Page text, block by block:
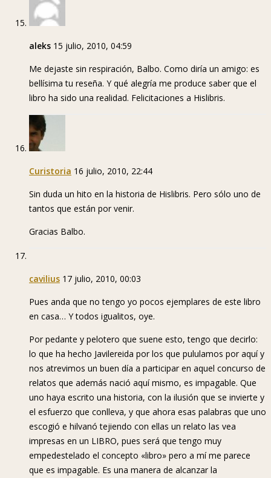
aleks 15 julio, 2010, 04:59
Me dejaste sin respiración, Balbo. Como diría un amigo: es
bellísima tu reseña. Y qué alegría me produce saber que el
libro ha sido una realidad. Felicitaciones a Hislibris.
Curistoria 16 julio, 2010, 22:44
Sin duda un hito en la historia de Hislibris. Pero sólo uno de
tantos que están por venir.
Gracias Balbo.
cavilius 17 julio, 2010, 00:03
Pues anda que no tengo yo pocos ejemplares de este libro
en casa… Y todos igualitos, oye.
Por pedante y pelotero que suene esto, tengo que decirlo:
lo que ha hecho Javilereida por los que pululamos por aquí y
nos atrevimos un buen día a participar en aquel concurso de
relatos que además nació aquí mismo, es impagable. Que
uno haya escrito una historia, con la ilusión que se invierte y
el esfuerzo que conlleva, y que ahora esas palabras que uno
escogió e hilvanó tejiendo con ellas un relato las vea
impresas en un LIBRO, pues será que tengo muy
empedestelado el concepto «libro» pero a mí me parece
que es impagable. Es una manera de alcanzar la